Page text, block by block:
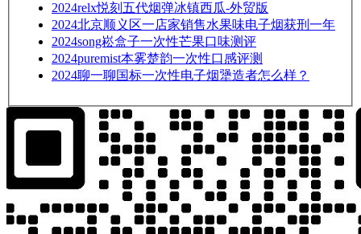
2024relx悦刻五代烟弹冰镇西瓜-外贸版
2024北京顺义区一店家销售水果味电子烟获刑一年
2024song崧盒子一次性芒果口味测评
2024puremist本雾楚韵一次性口感评测
2024聊一聊国标一次性电子烟犟造者怎么样？